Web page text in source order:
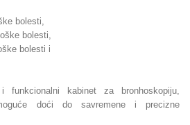
bolesti,
bolesti,
bolesti i
kabinet za bronhoskopiju,
doći do savremene i precizne